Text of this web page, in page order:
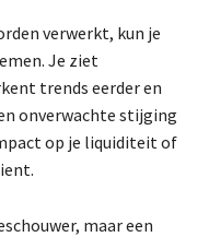
verwerkt, kun je
Je ziet
trends eerder en
onverwachte stijging
op je liquiditeit of
maar een